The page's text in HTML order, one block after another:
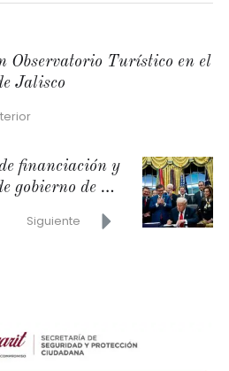
Observatorio Turístico en el
Jalisco
financiación y
gobierno de 43
días en EU
Siguiente